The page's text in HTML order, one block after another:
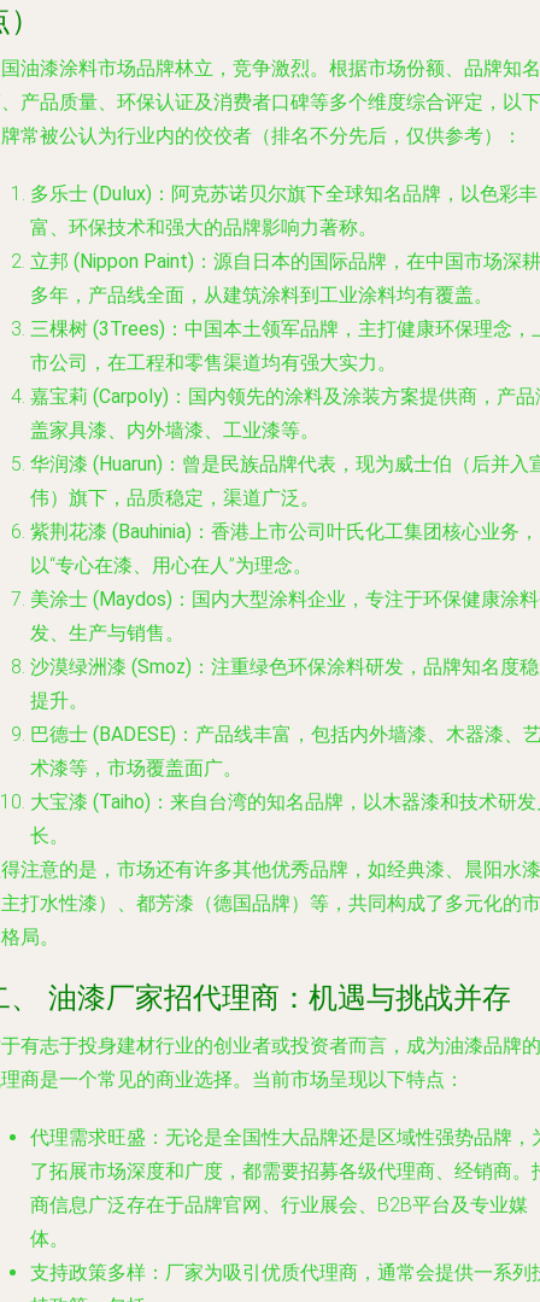
油漆涂料市场品牌林立，竞争激烈。根据市场份额、品牌知名
产品质量、环保认证及消费者口碑等多个维度综合评定，以下
常被公认为行业内的佼佼者（排名不分先后，仅供参考）：
多乐士 (Dulux) ：阿克苏诺贝尔旗下全球知名品牌，以色彩丰
富、环保技术和强大的品牌影响力著称。
立邦 (Nippon Paint) ：源自日本的国际品牌，在中国市场深耕
多年，产品线全面，从建筑涂料到工业涂料均有覆盖。
三棵树 (3Trees) ：中国本土领军品牌，主打健康环保理念，
市公司，在工程和零售渠道均有强大实力。
嘉宝莉 (Carpoly) ：国内领先的涂料及涂装方案提供商，产品
盖家具漆、内外墙漆、工业漆等。
华润漆 (Huarun) ：曾是民族品牌代表，现为威士伯（后并入
伟）旗下，品质稳定，渠道广泛。
紫荆花漆 (Bauhinia) ：香港上市公司叶氏化工集团核心业务，
以“专心在漆、用心在人”为理念。
美涂士 (Maydos) ：国内大型涂料企业，专注于环保健康涂
发、生产与销售。
沙漠绿洲漆 (Smoz) ：注重绿色环保涂料研发，品牌知名度
提升。
巴德士 (BADESE) ：产品线丰富，包括内外墙漆、木器漆、
术漆等，市场覆盖面广。
大宝漆 (Taiho) ：来自台湾的知名品牌，以木器漆和技术研
长。
注意的是，市场还有许多其他优秀品牌，如经典漆、晨阳水漆
打水性漆）、都芳漆（德国品牌）等，共同构成了多元化的市
局。
、 油漆厂家招代理商：机遇与挑战并存
有志于投身建材行业的创业者或投资者而言，成为油漆品牌的
商是一个常见的商业选择。当前市场呈现以下特点：
代理需求旺盛 ：无论是全国性大品牌还是区域性强势品牌，
了拓展市场深度和广度，都需要招募各级代理商、经销商。
商信息广泛存在于品牌官网、行业展会、B2B平台及专业媒
体。
支持政策多样 ：厂家为吸引优质代理商，通常会提供一系列